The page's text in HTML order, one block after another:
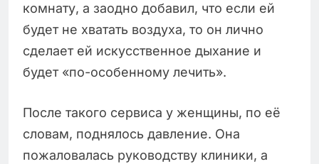
комнату, а заодно добавил, что если ей
будет не хватать воздуха, то он лично
сделает ей искусственное дыхание и
будет «по-особенному лечить».
После такого сервиса у женщины, по её
словам, поднялось давление. Она
пожаловалась руководству клиники, а